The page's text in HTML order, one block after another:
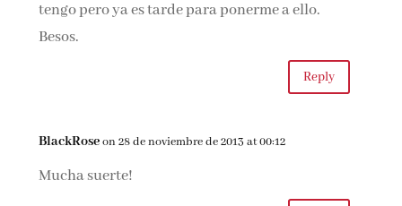
tengo pero ya es tarde para ponerme a ello.
Besos.
Reply
BlackRoseon 28 de noviembre de 2013 at 00:12
Mucha suerte!